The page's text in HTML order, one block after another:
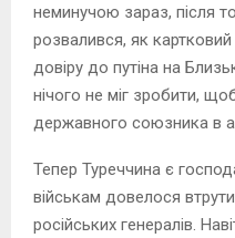
неминучою зараз, після
розвалився, як
довіру до путіна на
нічого не міг зробити,
державного союзника в
Тепер Туреччина є
військам довелося
російських генералів.